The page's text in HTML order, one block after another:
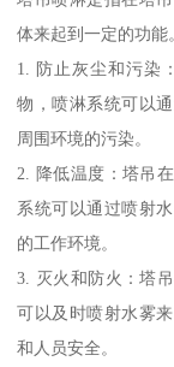
体来起到一定的功能
1. 防止灰尘和污染
物，喷淋系统可以
周围环境的污染。
2. 降低温度：塔吊
系统可以通过喷射
的工作环境。
3. 灭火和防火：塔
可以及时喷射水雾
和人员安全。